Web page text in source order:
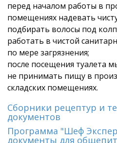
перед началом работы в
помещениях надевать
подбирать волосы под
работать в чистой
по мере загрязнения;
после посещения туалета
не принимать пищу в
складских помещениях.
Сборники рецептур и
документов
Программа "Шеф
документы для